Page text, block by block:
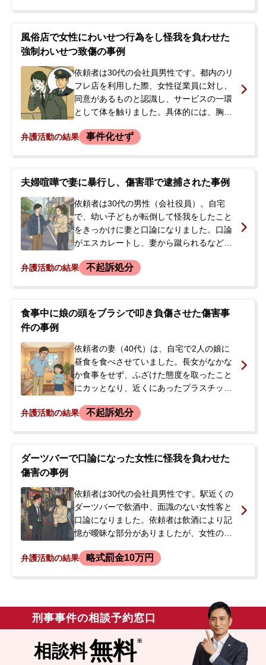
疑で現行犯逮捕され、警察署に留置される
ことになりました。逮捕の翌日、被害者か
ら連絡を受けた母親が事件を把握。息子は
発達障害の特性があり、現在のアルバイト
先が本人にとって働きやすい環境であった
ため、前科がついて職を失うことを非常に
心配していました。前科をつけずに事件を
ご相談に至りました。
風俗店で女性にわいせつ行為をし怪我を負わせた
強制わいせつ致傷の事例
依頼者は30代の会社員男性です。都内のリ
フレ店を利用した際、女性従業員に対し、
同意があるものと認識し、サービスの一環
として体を触りました。具体的には、胸や
に及びました。後日、店側から連絡があ
て、店側から提示された解決書に署名し、
示談金70万円のうち手持ちの5万円を支払
いました。しかし、残金65万円の支払いに
ついて、金額の妥当性や解決書の有効性に
疑問を感じました。警察沙汰になることで
職を失うことを強く懸念しており、穏便か
ました。
弁護活動の結果 事件化せず
夫婦喧嘩で妻に暴行し、傷害罪で逮捕された事例
依頼者は30代の男性（会社役員）。自宅
で、幼い子どもが転倒して怪我をしたこと
をきっかけに妻と口論になりました。口論
がエスカレートし、妻から蹴られるなどの
殴るなどの暴行を加えてしまいました。そ
疑で逮捕されました。逮捕の連絡を受けた
依頼者の父母が、状況の確認と今後の対応
ました。
弁護活動の結果 不起訴処分
食事中に娘の頭をブラシで叩き負傷させた傷害事
件の事例
依頼者の妻（40代）は、自宅で2人の娘に
昼食を食べさせていました。長女がなかな
か食事をせず、ふざけた態度を取ったこと
にカッとなり、近くにあったプラスチック
てしまいました。依頼者の妻は自ら救急車
日、今後の手続の流れや、早期の身柄解放
を望む夫が当事務所に相談に来られまし
弁護活動の結果 不起訴処分
ダーツバーで口論になった女性に怪我を負わせた
傷害の事例
依頼者は30代の会社員男性です。駅近くの
ダーツバーで飲酒中、面識のない女性客と
口論になりました。依頼者は飲酒により記
憶が曖昧な部分がありましたが、女性の首
り傷を負わせたとのことでした。その後、
得るために示談をしたいと希望され、ご相
談に至りました。前科前歴はありませんで
した。
弁護活動の結果 略式罰金10万円
刑事事件の相談予約窓口
相談料無料